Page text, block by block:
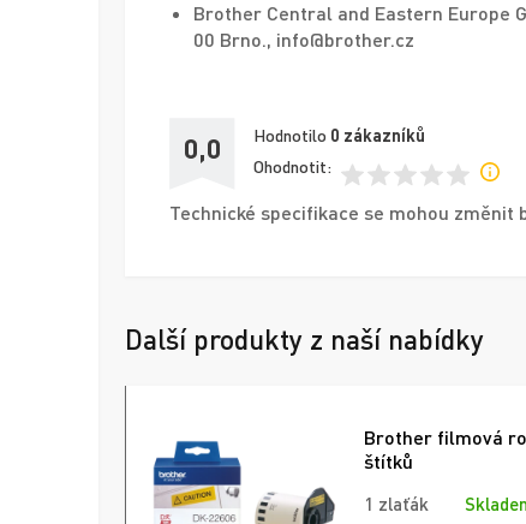
Brother Central and Eastern Europe
00 Brno., info@brother.cz
0,0 Hodnotilo 0 zákazníků
Ohodnotit:
Technické specifikace se mohou
Další produkty z naší nabídky
Brother filmová
štítků
1 zlaťák